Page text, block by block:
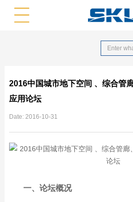
2016中国城市地下空间 、综合管
应用论坛
Date: 2016-10-31
一、论坛概况